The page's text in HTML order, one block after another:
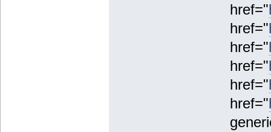
href="
href="
href="
href="
href="
href="